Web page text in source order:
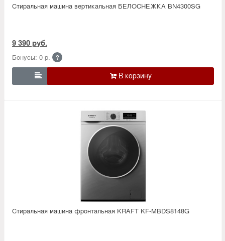
Стиральная машина вертикальная БЕЛОСНЕЖКА BN4300SG
9 390 руб.
Бонусы: 0 р. ?

Стиральная машина фронтальная KRAFT KF-MBDS8148G